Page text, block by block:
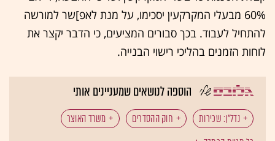
60% מבעלי המקרקעין יסכימו, על מנת לאפ]שר למורשה
להתחיל לעבוד. בכך סבורים המציעים, כי הדבר יקצר את
לוחות הזמנים בהליכי רישוי הבנייה.
הוספה לנושאים שמעניינים אותי
נדל"ן: שכירות חוק ההסדרים
משרד האוצר